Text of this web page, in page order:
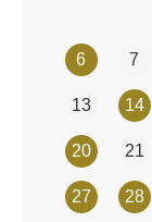
6 7
13 14
20 21
27 28